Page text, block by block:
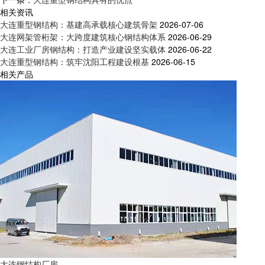
相关资讯
大连重型钢结构：基建高承载核心建筑骨架 2026-07-06
大连网架管桁架：大跨度建筑核心钢结构体系 2026-06-29
大连工业厂房钢结构：打造产业建设坚实载体 2026-06-22
大连重型钢结构：筑牢沈阳工程建设根基 2026-06-15
相关产品